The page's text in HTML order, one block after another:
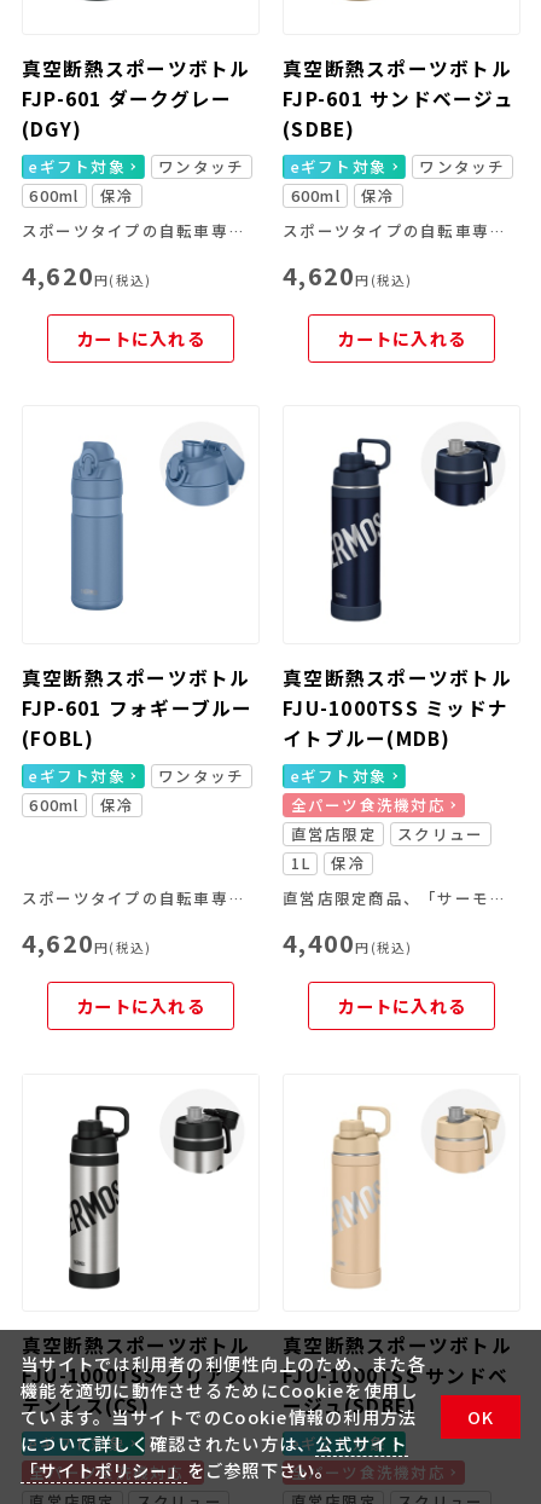
真空断熱スポーツボトル
FJP-601 ダークグレー
(DGY)
eギフト対象
ワンタッチ
600ml
保冷
スポーツタイプの自転車専用ボトル
4,620円(税込)
カートに入れる
真空断熱スポーツボトル
FJP-601 サンドベージュ
(SDBE)
eギフト対象
ワンタッチ
600ml
保冷
スポーツタイプの自転車専用ボトル
4,620円(税込)
カートに入れる
真空断熱スポーツボトル
FJP-601 フォギーブルー
(FOBL)
eギフト対象
ワンタッチ
600ml
保冷
スポーツタイプの自転車専用ボトル
4,620円(税込)
カートに入れる
真空断熱スポーツボトル
FJU-1000TSS ミッドナ
イトブルー(MDB)
eギフト対象
全パーツ食洗機対応
直営店限定
スクリュー
1L
保冷
直営店限定商品、「サーモス スタイリングシリーズ LOGO」
4,400円(税込)
カートに入れる
真空断熱スポーツボトル
FJU-1000TSS クリアス
テンレス(CS)
eギフト対象
全パーツ食洗機対応
真空断熱スポーツボトル
FJU-1000TSS サンドベ
ージュ(SDBE)
eギフト対象
全パーツ食洗機対応
当サイトでは利用者の利便性向上のため、また各
機能を適切に動作させるためにCookieを使用し
ています。当サイトでのCookie情報の利用方法
について詳しく確認されたい方は、公式サイト
「サイトポリシー」をご参照下さい。
OK